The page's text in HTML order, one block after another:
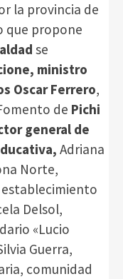
la provincia de
que propone
se
ministro
Oscar Ferrero,
de Pichi
general de
Adriana
Norte,
Delsol,
«Lucio
Guerra,
comunidad